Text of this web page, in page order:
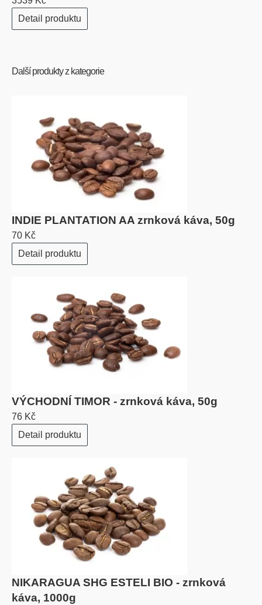
Detail produktu
Další produkty z kategorie
INDIE PLANTATION AA zrnková káva, 50g
70 Kč
Detail produktu
VÝCHODNÍ TIMOR - zrnková káva, 50g
76 Kč
Detail produktu
NIKARAGUA SHG ESTELI BIO - zrnková
káva, 1000g